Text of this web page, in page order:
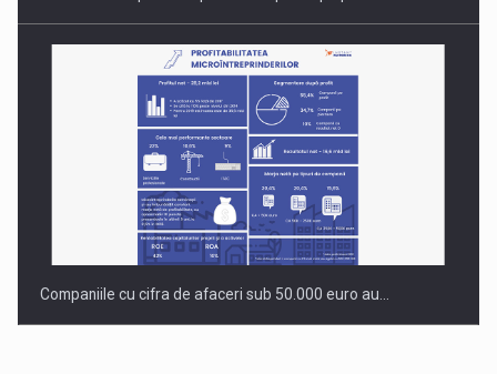
Companiile cu cifra de afaceri sub 50.000 euro au…